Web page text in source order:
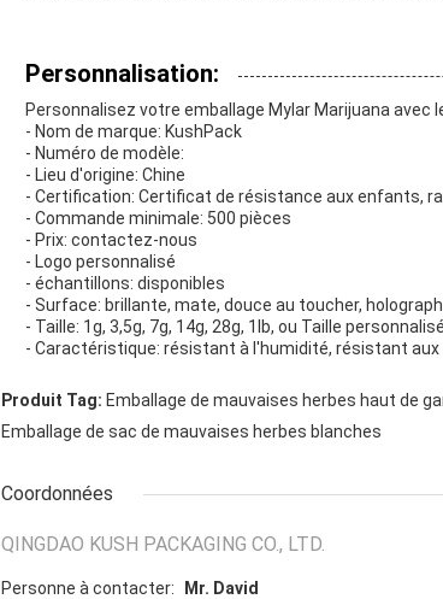
Personnalisation:
Personnalisez votre emballage Mylar Marijuana avec
- Nom de marque: KushPack
- Numéro de modèle:
- Lieu d'origine: Chine
- Certification: Certificat de résistance aux enfants,
- Commande minimale: 500 pièces
- Prix: contactez-nous
- Logo personnalisé
- échantillons: disponibles
- Surface: brillante, mate, douce au toucher,
- Taille: 1g, 3,5g, 7g, 14g, 28g, 1lb, ou Taille
- Caractéristique: résistant à l'humidité, résistant
Produit Tag: Emballage de mauvaises herbes haut de
Emballage de sac de mauvaises herbes blanches
Coordonnées
QINGDAO KUSH PACKAGING CO., LTD.
Personne à contacter:
Mr. David